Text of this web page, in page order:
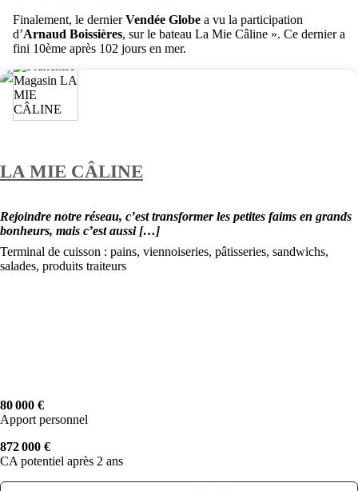
Finalement, le dernierVendée Globe a vu la participation
d’Arnaud Boissières, sur le bateau La Mie Câline ». Ce dernier a
fini 10ème après 102 jours en mer.
LA MIE CÂLINE
Rejoindre notre réseau, c’est transformer les petites faims en grands
bonheurs, mais c’est aussi […]
Terminal de cuisson : pains, viennoiseries, pâtisseries, sandwichs,
salades, produits traiteurs
80 000 €
Apport personnel
872 000 €
CA potentiel après 2 ans